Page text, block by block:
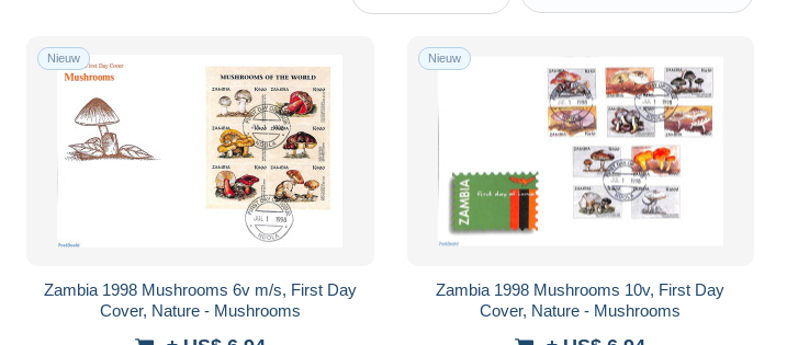
Nieuw
Zambia 1998 Mushrooms 6v m/s, First Day
Cover, Nature - Mushrooms
Nieuw
Zambia 1998 Mushrooms 10v, First Day
Cover, Nature - Mushrooms